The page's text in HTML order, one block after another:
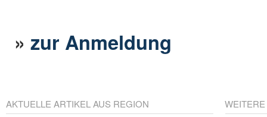
»zur Anmeldung
AKTUELLE ARTIKEL AUS REGION